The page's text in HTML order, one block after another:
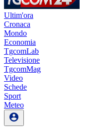
Ultim'ora
Cronaca
Mondo
Economia
TgcomLab
Televisione
TgcomMag
Video
Schede
Sport
Meteo